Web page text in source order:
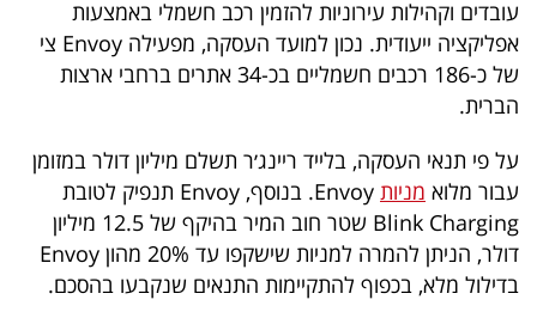
40
UNDER
40
שיתופי
פעולה
עובדים וקהילות עירוניות להזמין רכב חשמלי באמצעות
אפליקציה ייעודית. נכון למועד העסקה, מפעילה Envoy צי
של כ-186 רכבים חשמליים בכ-34 אתרים ברחבי ארצות
הברית.
על פי תנאי העסקה, בלייד ריינג׳ר תשלם מיליון דולר במזומן
עבור מלוא מניות
Envoy. בנוסף, Envoy תנפיק לטובת
Blink Charging שטר חוב המיר בהיקף של 12.5 מיליון
דולר, הניתן להמרה למניות שישקפו עד 20% מהון Envoy
בדילול מלא, בכפוף להתקיימות התנאים שנקבעו בהסכם.